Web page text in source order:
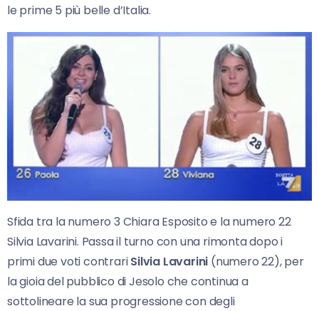
le prime 5 più belle d’Italia.
Sfida tra la numero 3 Chiara Esposito e la numero 22
Silvia Lavarini. Passa il turno con una rimonta dopo i
primi due voti contrariSilvia Lavarini (numero 22), per
la gioia del pubblico di Jesolo che continua a
sottolineare la sua progressione con degli